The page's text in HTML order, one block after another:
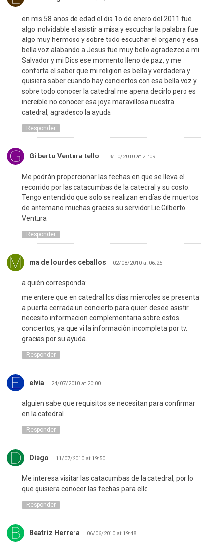
en mis 58 anos de edad el dia 1o de enero del 2011 fue
algo inolvidable el asistir a misa y escuchar la palabra fue
algo muy hermoso y sobre todo escuchar el organo y esa
bella voz alabando a Jesus fue muy bello agradezco a mi
Salvador y mi Dios ese momento lleno de paz, y me
conforta el saber que mi religion es bella y verdadera y
quisiera saber cuando hay conciertos con esa bella voz y
sobre todo conocer la catedral me apena decirlo pero es
increible no conocer esa joya maravillosa nuestra
catedral, agradesco la ayuda
Responder
Gilberto Ventura tello 18/10/2010 at 21:09
Me podrán proporcionar las fechas en que se lleva el
recorrido por las catacumbas de la catedral y su costo.
Tengo entendido que solo se realizan en días de muertos
de antemano muchas gracias su servidor Lic.Gilberto
Ventura
Responder
ma de lourdes ceballos 02/08/2010 at 06:25
a quièn corresponda:
me entere que en catedral los dias miercoles se presenta
a puerta cerrada un concierto para quien desee asistir .
necesito informacion complementaria sobre estos
conciertos, ya que vi la informaciòn incompleta por tv.
gracias por su ayuda.
Responder
elvia 24/07/2010 at 20:00
alguien sabe que requisitos se necesitan para confirmar
en la catedral
Responder
Diego 11/07/2010 at 19:50
Me interesa visitar las catacumbas de la catedral, por lo
que quisiera conocer las fechas para ello
Responder
Beatriz Herrera 06/06/2010 at 19:48